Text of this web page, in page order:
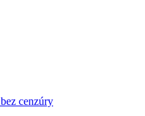
cenzúry